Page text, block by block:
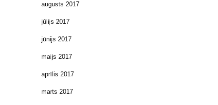
augusts 2017
jūlijs 2017
jūnijs 2017
maijs 2017
aprīlis 2017
marts 2017